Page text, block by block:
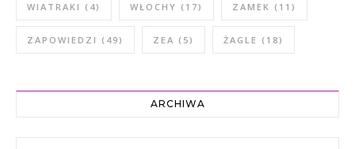
WIATRAKI (4) WŁOCHY (17) ZAMEK (11)
ZAPOWIEDZI (49) ZEA (5) ŻAGLE (18)
ARCHIWA
Archiwa